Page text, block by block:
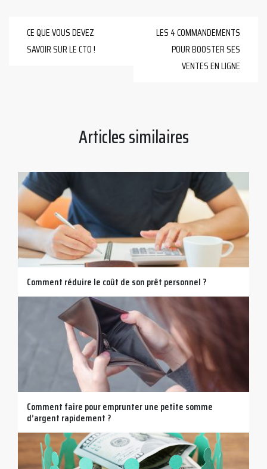
Navigation
CE QUE VOUS DEVEZ
SAVOIR SUR LE CTO !
LES 4 COMMANDEMENTS
POUR BOOSTER SES
VENTES EN LIGNE
Articles similaires
Comment réduire le coût de son prêt personnel ?
Comment faire pour emprunter une petite somme
d’argent rapidement ?